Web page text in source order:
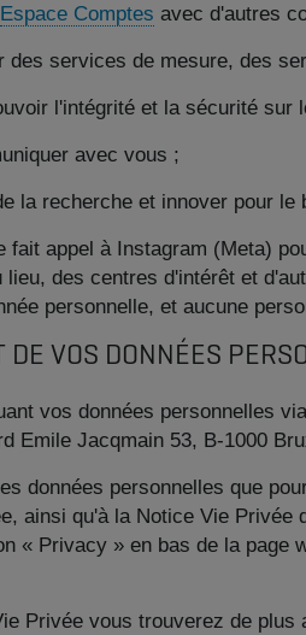
Espace Comptes avec d'autres
services de mesure, des
l'intégrité et la sécurité sur
avec vous ;
recherche et innover pour le
fait appel à Instagram (Meta)
lieu, des centres d'intérêt et
personnelle, et aucune
VOS DONNÉES
vos données personnelles
Emile Jacqmain 53, B-1000
données personnelles que
ainsi qu'à la Notice Vie
« Privacy » en bas de la page
Privée vous trouverez de